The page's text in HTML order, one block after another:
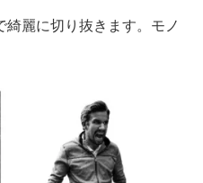
麗に切り抜きます。モノ